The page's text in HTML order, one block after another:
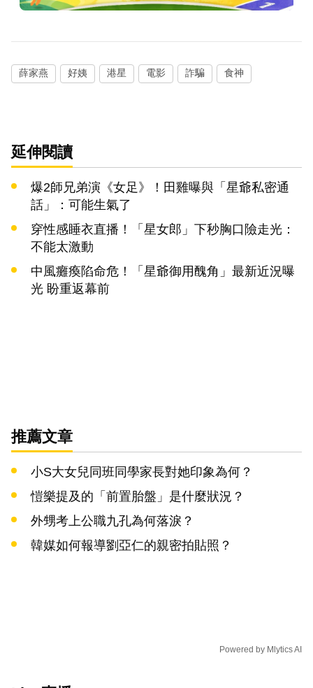
薛家燕 好姨 港星 電影 詐騙 食神
延伸閱讀
爆2師兄弟演《女足》！田雞曝與「星爺私密通
話」：可能生氣了
穿性感睡衣直播！「星女郎」下秒胸口險走光：
不能太激動
中風癱瘓陷命危！「星爺御用醜角」最新近況曝
光 盼重返幕前
推薦文章
小S大女兒同班同學家長對她印象為何？
愷樂提及的「前置胎盤」是什麼狀況？
外甥考上公職九孔為何落淚？
韓媒如何報導劉亞仁的親密拍貼照？
Powered by Mlytics AI